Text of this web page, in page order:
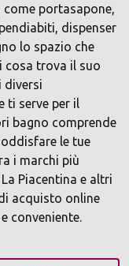
portasapone,
dispenser
lo spazio che
cosa trova il suo
diversi
serve per il
bagno comprende
le tue
i marchi più
Piacentina e altri
acquisto online
conveniente.